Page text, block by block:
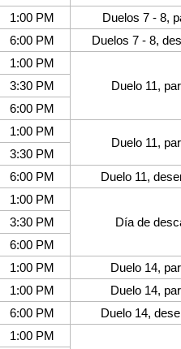
1:00 PM
Duelos 7 - 8,
6:00 PM
Duelos 7 - 8,
1:00 PM
Duelo 11,
3:30 PM
6:00 PM
1:00 PM
Duelo 11,
3:30 PM
6:00 PM
Duelo 11,
1:00 PM
Día de
3:30 PM
6:00 PM
1:00 PM Duelo 14,
1:00 PM Duelo 14,
6:00 PM
Duelo 14,
1:00 PM